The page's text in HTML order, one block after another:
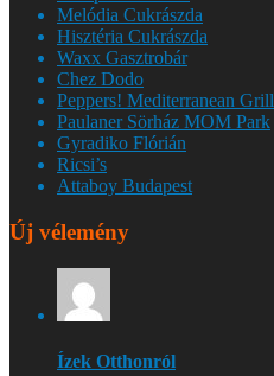
Melódia Cukrászda
Hisztéria Cukrászda
Waxx Gasztrobár
Chez Dodo
Peppers! Mediterranean Grill
Paulaner Sörház MOM Park
Gyradiko Flórián
Ricsi’s
Attaboy Budapest
Új vélemény
Ízek Otthonról